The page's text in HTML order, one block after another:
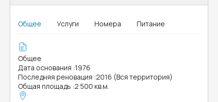
Общее Услуги Номера Питание
Общее
Дата основания :1976
Последняя реновация :2016 (Вся территория)
Общая площадь :2 500 кв.м.